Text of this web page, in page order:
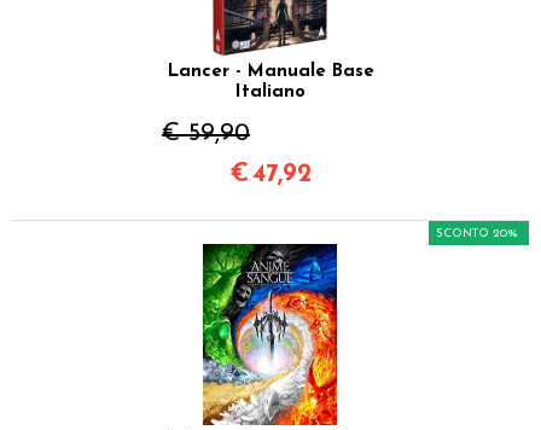
Lancer - Manuale Base
Italiano
€ 59,90
€47,92
SCONTO 20%